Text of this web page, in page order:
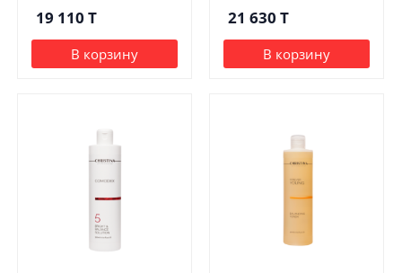
19 110 T
В корзину
21 630 T
В корзину